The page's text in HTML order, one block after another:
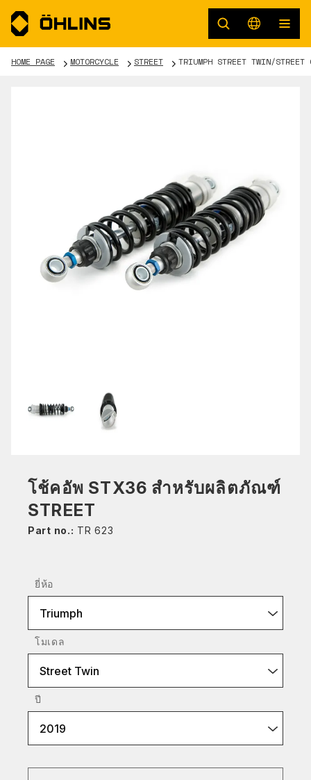
HOME PAGE MOTORCYCLE STREET TRIUMPH STREET TWIN/STREET
โช้คอัพ STX36 สำหรับผลิตภัณฑ์
STREET
Part no.: TR 623
ยี่ห้อ
Triumph
โมเดล
Street Twin
ปี
2019